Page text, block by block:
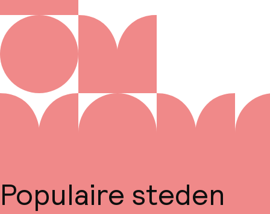
Populaire steden